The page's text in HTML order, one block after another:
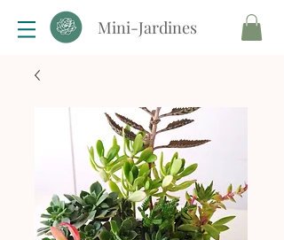
Mini-Jardines